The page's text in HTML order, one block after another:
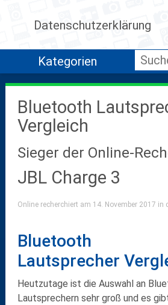
Datenschutzerklärung
Kategorien
Bluetooth
Vergleich
Sieger der Online-
JBL Charge 3
Online recherchiert am 14. November 2017 in
Bluetooth
Lautsprecher
Heutzutage ist die Auswahl an
Lautsprechern sehr groß und es